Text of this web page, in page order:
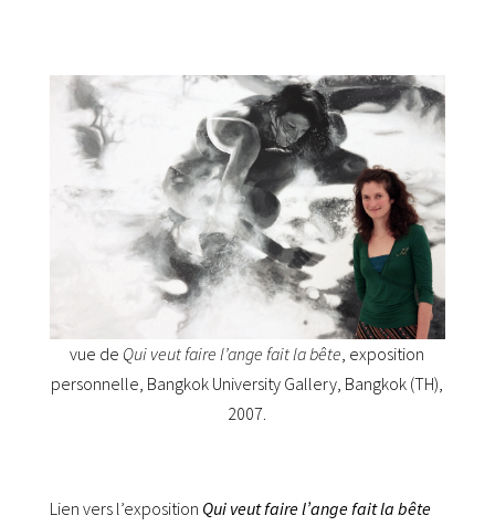
vue de Qui veut faire l’ange fait la bête, exposition
personnelle, Bangkok University Gallery, Bangkok (TH),
2007.
Lien vers l’exposition Qui veut faire l’ange fait la bête